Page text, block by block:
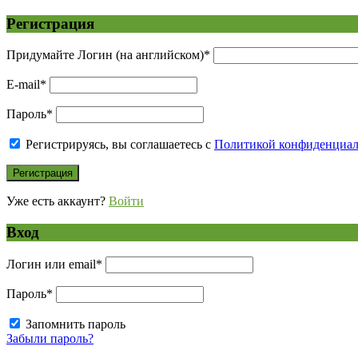
Регистрация
Придумайте Логин (на английском)*
E-mail*
Пароль*
Регистрируясь, вы соглашаетесь с Политикой
Уже есть аккаунт? Войти
Вход
Логин или email*
Пароль*
Запомнить пароль
Забыли пароль?